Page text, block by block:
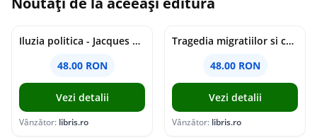
Iluzia politica - Jacques Ellul
48.00 RON
Vezi detalii
Vânzător: libris.ro
Tragedia migratiilor si caderea imperiilor. Sfantul Augustin si noi - Chantal Delsol
48.00 RON
Vezi detalii
Vânzător: libris.ro